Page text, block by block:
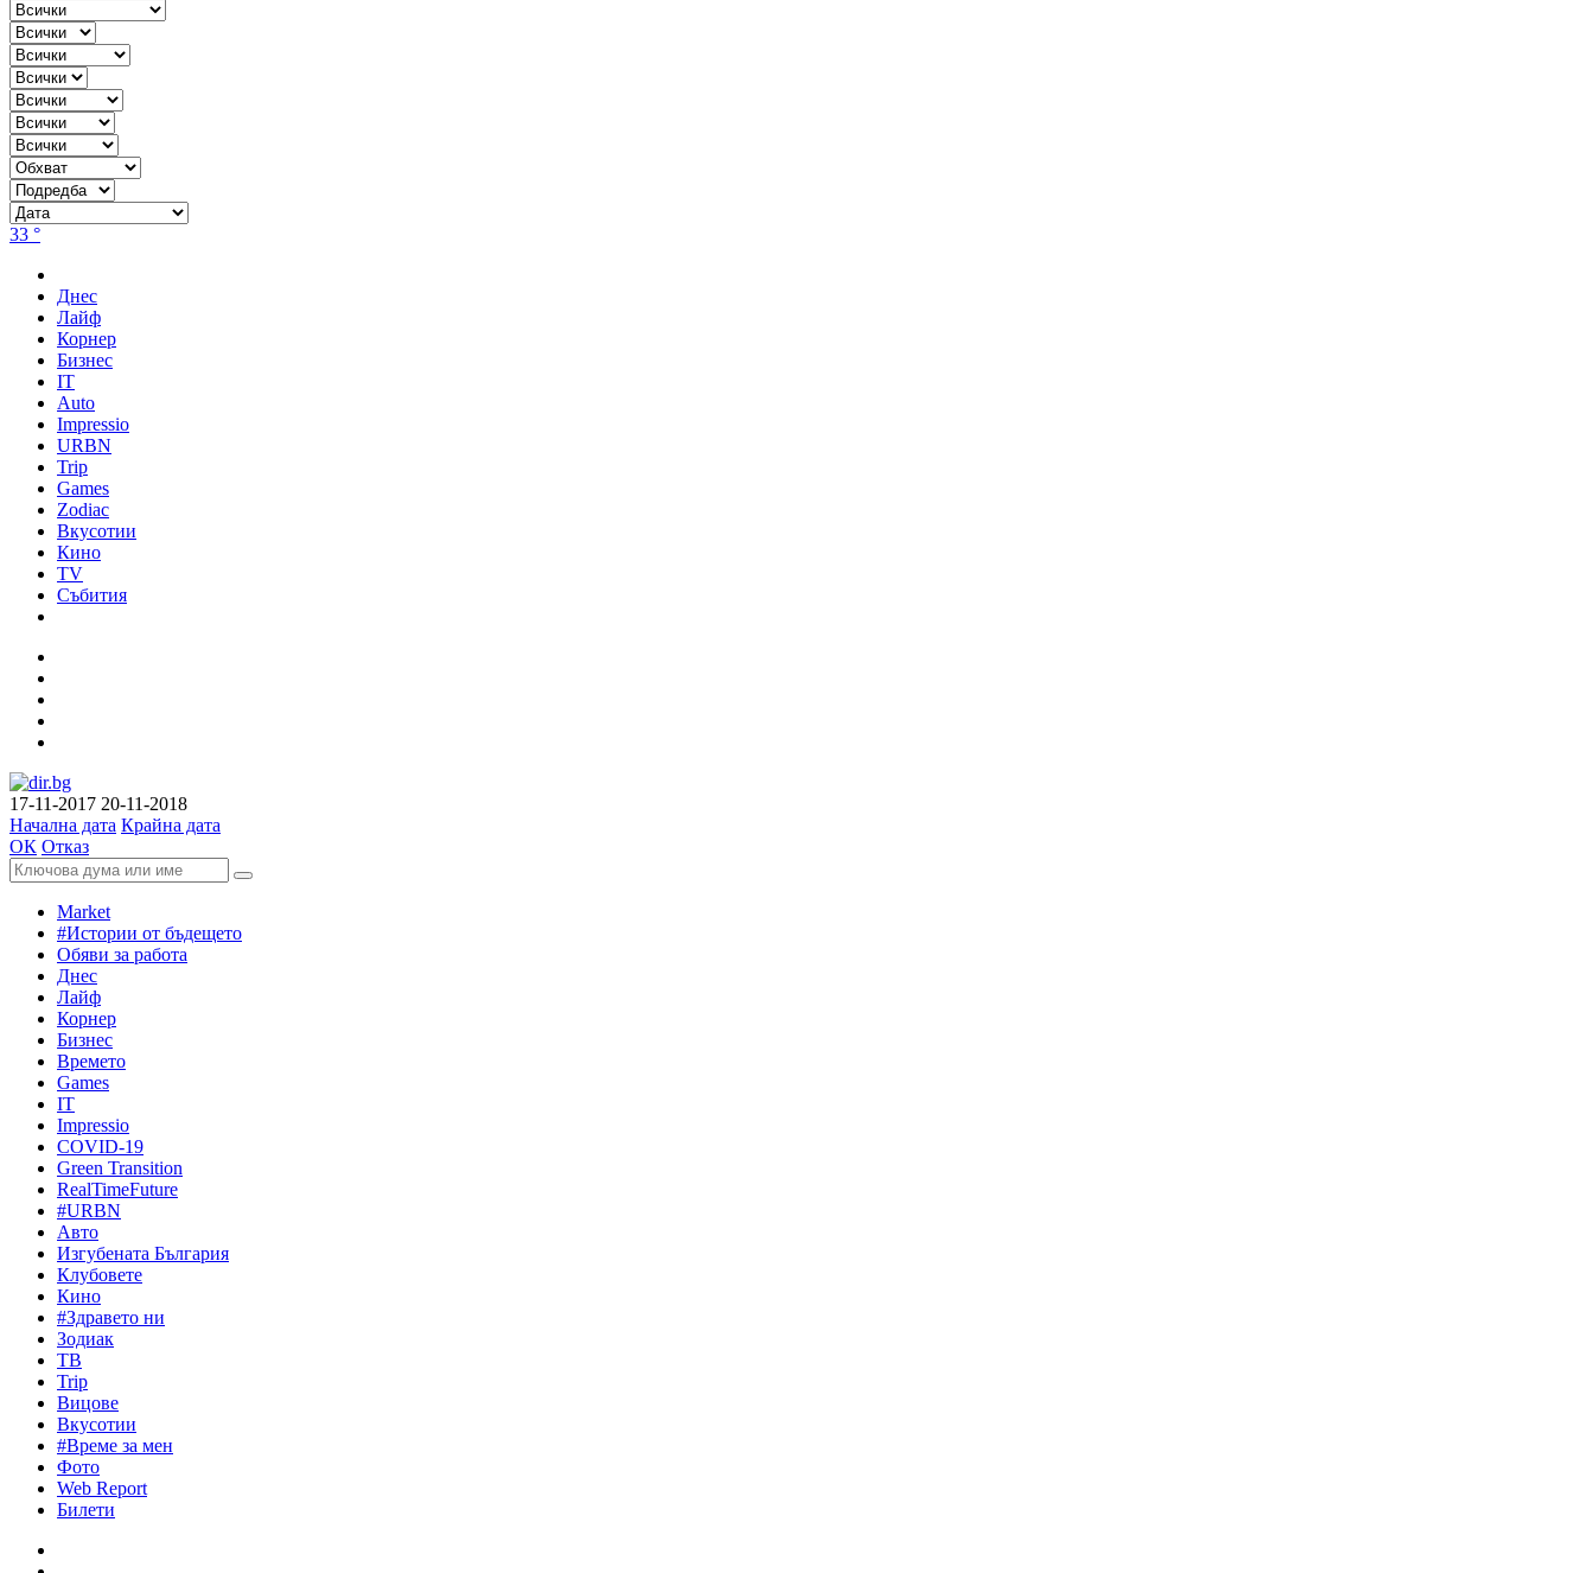
33 °
Днес
Лайф
Корнер
Бизнес
IT
Auto
Impressio
URBN
Trip
Games
Zodiac
Вкусотии
Кино
TV
Събития
17-11-2017 20-11-2018
Начална дата Крайна дата
ОК Отказ
Market
#Истории от бъдещето
Обяви за работа
Днес
Лайф
Корнер
Бизнес
Времето
Games
IT
Impressio
COVID-19
Green Transition
RealTimeFuture
#URBN
Авто
Изгубената България
Клубовете
Кино
#Здравето ни
Зодиак
ТВ
Trip
Вицове
Вкусотии
#Време за мен
Фото
Web Report
Билети